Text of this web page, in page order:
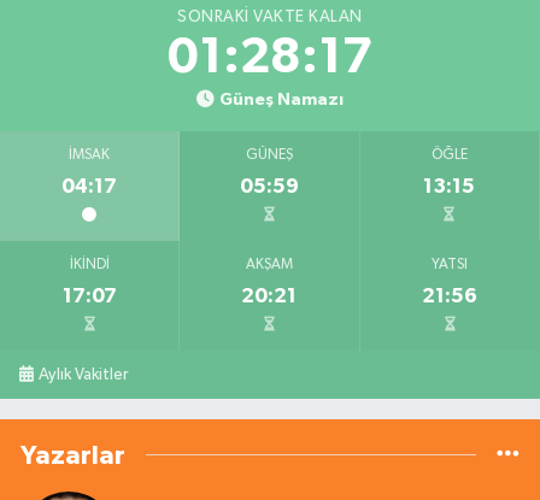
SONRAKI VAKTE KALAN
01:28:16
Güneş Namazı
İMSAK
04:17
GÜNEŞ
05:59
ÖĞLE
13:15
İKINDI
17:07
AKŞAM
20:21
YATSI
21:56
Aylık Vakitler
Yazarlar